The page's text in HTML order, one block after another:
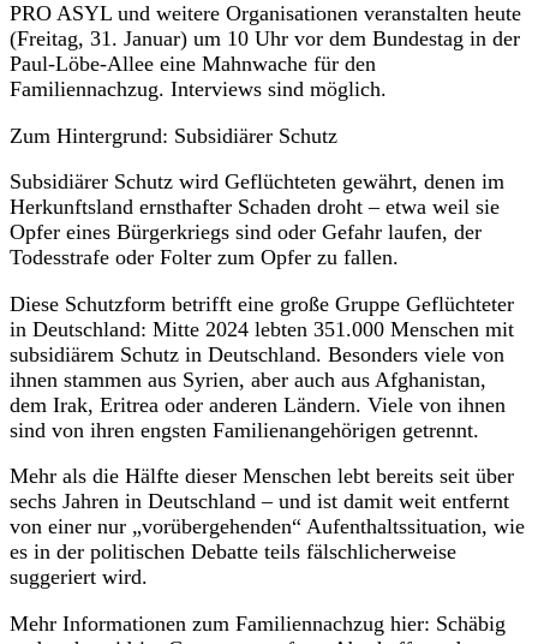
PRO ASYL und weitere Organisationen veranstalten heute
(Freitag, 31. Januar) um 10 Uhr vor dem Bundestag in der
Paul-Löbe-Allee eine Mahnwache für den
Familiennachzug. Interviews sind möglich.
Zum Hintergrund: Subsidiärer Schutz
Subsidiärer Schutz wird Geflüchteten gewährt, denen im
Herkunftsland ernsthafter Schaden droht – etwa weil sie
Opfer eines Bürgerkriegs sind oder Gefahr laufen, der
Todesstrafe oder Folter zum Opfer zu fallen.
Diese Schutzform betrifft eine große Gruppe Geflüchteter
in Deutschland: Mitte 2024 lebten 351.000 Menschen mit
subsidiärem Schutz in Deutschland. Besonders viele von
ihnen stammen aus Syrien, aber auch aus Afghanistan,
dem Irak, Eritrea oder anderen Ländern. Viele von ihnen
sind von ihren engsten Familienangehörigen getrennt.
Mehr als die Hälfte dieser Menschen lebt bereits seit über
sechs Jahren in Deutschland – und ist damit weit entfernt
von einer nur „vorübergehenden“ Aufenthaltssituation, wie
es in der politischen Debatte teils fälschlicherweise
suggeriert wird.
Mehr Informationen zum Familiennachzug hier: Schäbig